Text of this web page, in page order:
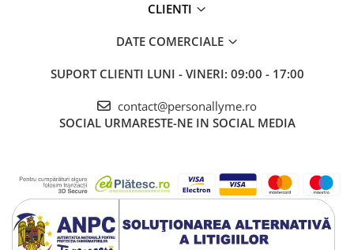
CLIENTI
DATE COMERCIALE
SUPORT CLIENTI LUNI - VINERI: 09:00 - 17:00
contact@personallyme.ro
SOCIAL URMARESTE-NE IN SOCIAL MEDIA